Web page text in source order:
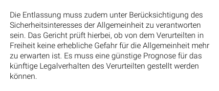
Die Entlassung muss zudem unter Berücksichtigung des
Sicherheitsinteresses der Allgemeinheit zu verantworten
sein. Das Gericht prüft hierbei, ob von dem Verurteilten in
Freiheit keine erhebliche Gefahr für die Allgemeinheit mehr
zu erwarten ist. Es muss eine günstige Prognose für das
künftige Legalverhalten des Verurteilten gestellt werden
können.